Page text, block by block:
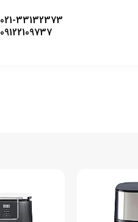
021-33132373
09122109737